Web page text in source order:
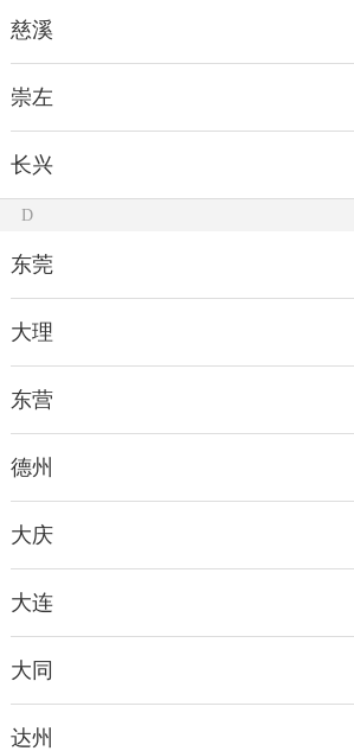
慈溪
崇左
长兴
D
东莞
大理
东营
德州
大庆
大连
大同
达州